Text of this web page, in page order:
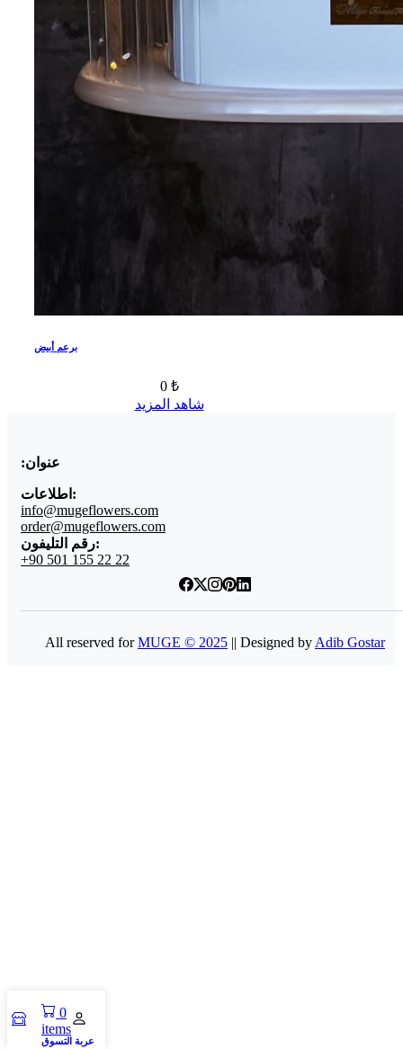
برعم أبيض
0 ₺
شاهد المزيد
عنوان:
اطلاعات:
info@mugeflowers.com
order@mugeflowers.com
رقم التليفون:
+90 501 155 22 22
All reserved forMUGE © 2025 || Designed by Adib Gostar
0
items
عربة التسوق